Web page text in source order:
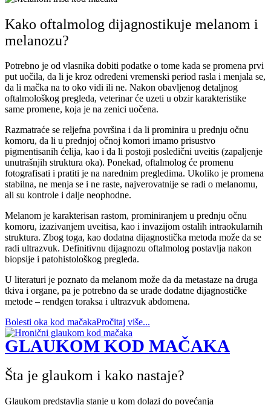
Kako oftalmolog dijagnostikuje melanom i
melanozu?
Potrebno je od vlasnika dobiti podatke o tome kada se promena prvi
put uočila, da li je kroz određeni vremenski period rasla i menjala se,
da li mačka na to oko vidi ili ne. Nakon obavljenog detaljnog
oftalmološkog pregleda, veterinar će uzeti u obzir karakteristike
same promene, koja je na zenici uočena.
Razmatraće se reljefna površina i da li prominira u prednju očnu
komoru, da li u prednjoj očnoj komori imamo prisustvo
pigmentisanih ćelija, kao i da li postoji posledični uveitis (zapaljenje
unutrašnjih struktura oka). Ponekad, oftalmolog će promenu
fotografisati i pratiti je na narednim pregledima. Ukoliko je promena
stabilna, ne menja se i ne raste, najverovatnije se radi o melanomu,
ali su kontrole i dalje neophodne.
Melanom je karakterisan rastom, prominiranjem u prednju očnu
komoru, izazivanjem uveitisa, kao i invazijom ostalih intraokularnih
struktura. Zbog toga, kao dodatna dijagnostička metoda može da se
radi ultrazvuk. Definitivnu dijagnozu oftalmolog postavlja nakon
biopsije i patohistološkog pregleda.
U literaturi je poznato da melanom može da da metastaze na druga
tkiva i organe, pa je potrebno da se urade dodatne dijagnostičke
metode – rendgen toraksa i ultrazvuk abdomena.
Bolesti oka kod mačakaPročitaj više...
GLAUKOM KOD MAČAKA
Šta je glaukom i kako nastaje?
Glaukom predstavlja stanje u kom dolazi do povećanja